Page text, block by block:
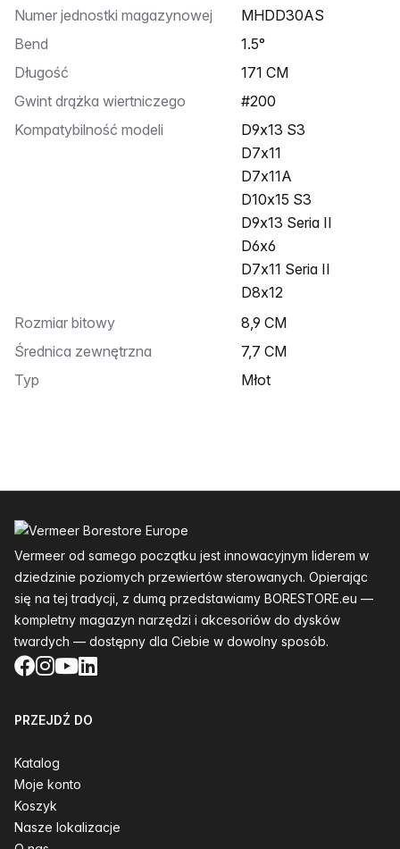
Numer jednostki magazynowej
MHDD30AS
Bend
1.5°
Długość
171 CM
Gwint drążka wiertniczego
#200
Kompatybilność modeli
D9x13 S3
D7x11
D7x11A
D10x15 S3
D9x13 Seria II
D6x6
D7x11 Seria II
D8x12
Rozmiar bitowy
8,9 CM
Średnica zewnętrzna
7,7 CM
Typ
Młot
Vermeer od samego początku jest innowacyjnym liderem w
dziedzinie poziomych przewiertów sterowanych. Opierając
się na tej tradycji, z dumą przedstawiamy BORESTORE.eu —
kompletny magazyn narzędzi i akcesoriów do dysków
twardych — dostępny dla Ciebie w dowolny sposób.
Facebook
Instagram
YouTube
LinkedIn
PRZEJDŹ DO
Katalog
Moje konto
Koszyk
Nasze lokalizacje